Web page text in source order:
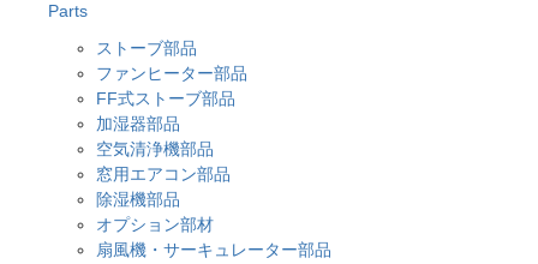
Parts
ストーブ部品
ファンヒーター部品
FF式ストーブ部品
加湿器部品
空気清浄機部品
窓用エアコン部品
除湿機部品
オプション部材
扇風機・サーキュレーター部品